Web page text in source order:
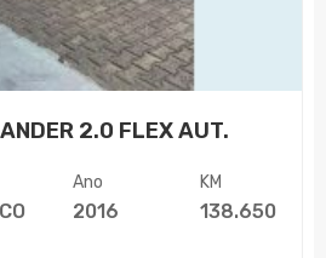
2.0 FLEX AUT.
Ano
2016
KM
138.650